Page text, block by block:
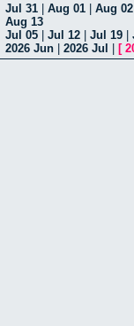
Jul 31 Aug 01 Aug 02
Aug 13
Jul 05 Jul 12 Jul 19
2026 Jun 2026 Jul [